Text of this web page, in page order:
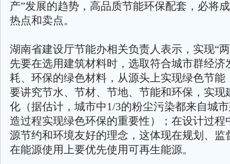
产”发展的趋势，高品质节能环保配套，必将
热点和卖点。
湖南省建设厅节能办相关负责人表示，实现“
先要在选用建筑材料时，选取符合城市群经济
耗、环保的绿色材料，从源头上实现绿色节能
要讲究节水、节材、节地、节能和环保，实现
化（据估计，城市中1/3的粉尘污染都来自城
造过程实现绿色环保的重要性）；在设计过程
源节约和环境友好的理念，这体现在规划、监
在能源使用上要优先使用可再生能源。